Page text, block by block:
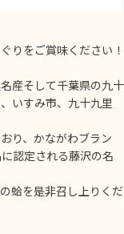
りをご賞味ください！
産そして千葉県の九十
いすみ市、九十九里
り、かながわブラン
認定される藤沢の名
蛤を是非召し上りくだ